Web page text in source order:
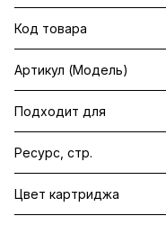
Код товара
Артикул (Модель)
Подходит для
Ресурс, стр.
Цвет картриджа